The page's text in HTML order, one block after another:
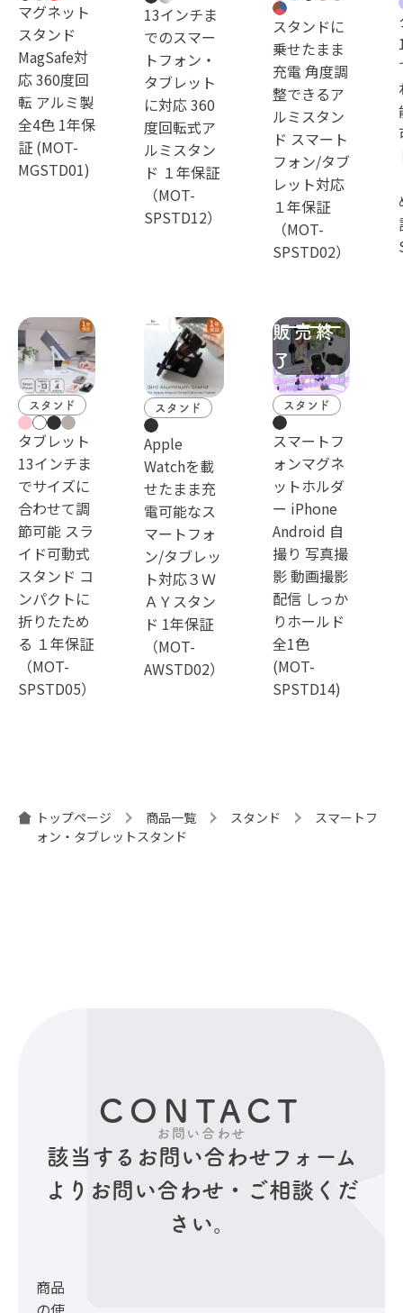
マグネット
スタンド
MagSafe対
応 360度回
転 アルミ製
全4色 1年保
証 (MOT-
MGSTD01)
13インチま
でのスマー
トフォン・
タブレット
に対応 360
度回転式ア
ルミスタン
ド １年保証
（MOT-
SPSTD12）
スタンドに
乗せたまま
充電 角度調
整できるア
ルミスタン
ド スマート
フォン/タブ
レット対応
１年保証
（MOT-
SPSTD02）
スタンド
タブレット
13インチま
でサイズに
合わせて調
節可能 スラ
イド可動式
スタンド コ
ンパクトに
折りたため
る １年保証
（MOT-
SPSTD05）
スタンド
Apple
Watchを載
せたまま充
電可能なス
マートフォ
ン/タブレッ
ト対応３Ｗ
ＡＹスタン
ド 1年保証
（MOT-
AWSTD02）
スタンド
スマートフ
ォンマグネ
ットホルダ
ー iPhone
Android 自
撮り 写真撮
影 動画撮影
配信 しっか
りホールド
全1色
(MOT-
SPSTD14)
トップページ 商品一覧 スタンド
スマートフ
ォン・タブレットスタンド
CONTACT
お問い合わせ
該当するお問い合わせフォーム
より お問い合わせ・ご相談くだ
さい。
商品